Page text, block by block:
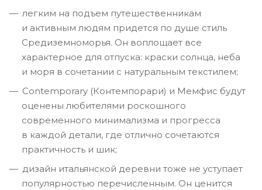
легким на подъем путешественникам
и активным людям придется по душе стиль
Средиземноморья. Он воплощает все
характерное для отпуска: краски солнца, неба
и моря в сочетании с натуральным текстилем;
Contemporary (Контемпорари) и Мемфис будут
оценены любителями роскошного
современного минимализма и прогресса
в каждой детали, где отлично сочетаются
практичность и шик;
дизайн итальянской деревни тоже не уступает
популярностью перечисленным. Он ценится